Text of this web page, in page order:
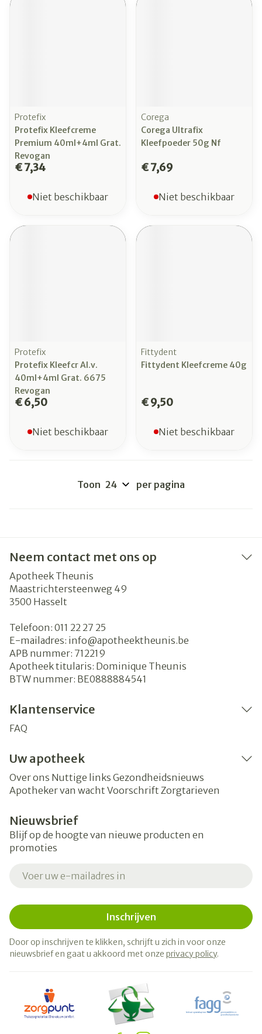
Protefix
Protefix Kleefcreme
Premium 40ml+4ml Grat.
Revogan
€ 7,34
Niet beschikbaar
Corega
Corega Ultrafix
Kleefpoeder 50g Nf
€ 7,69
Niet beschikbaar
Protefix
Protefix Kleefcr Al.v.
40ml+4ml Grat. 6675
Revogan
€ 6,50
Niet beschikbaar
Fittydent
Fittydent Kleefcreme 40g
€ 9,50
Niet beschikbaar
Toon per pagina
Neem contact met ons op
Apotheek Theunis
Maastrichtersteenweg 49
3500 Hasselt
Telefoon: 011 22 27 25
E-mailadres: info@apotheektheunis.be
APB nummer: 712219
Apotheek titularis: Dominique Theunis
BTW nummer: BE0888884541
Klantenservice
FAQ
Uw apotheek
Over ons Nuttige links Gezondheidsnieuws
Apotheker van wacht Voorschrift Zorgtarieven
Nieuwsbrief
Blijf op de hoogte van nieuwe producten en
promoties
Inschrijven
Door op inschrijven te klikken, schrijft u zich in voor onze
nieuwsbrief en gaat u akkoord met onze privacy policy.